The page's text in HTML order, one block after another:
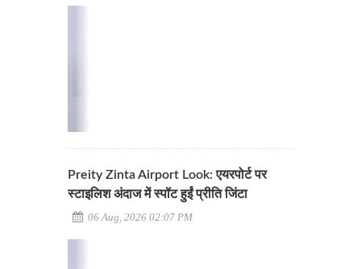
Preity Zinta Airport Look: एयरपोर्ट पर
स्टाइलिश अंदाज में स्पॉट हुईं प्रीति जिंटा
06 Aug, 2026 02:07 PM